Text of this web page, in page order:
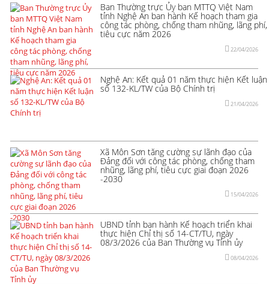
Ban Thường trực Ủy ban MTTQ Việt Nam
tỉnh Nghệ An ban hành Kế hoạch tham gia
công tác phòng, chống tham nhũng, lãng phí,
tiêu cực năm 2026
22/04/2026
Nghệ An: Kết quả 01 năm thực hiện Kết luận
số 132-KL/TW của Bộ Chính trị
21/04/2026
Xã Môn Sơn tăng cường sự lãnh đạo của
Đảng đối với công tác phòng, chống tham
nhũng, lãng phí, tiêu cực giai đoạn 2026
-2030
15/04/2026
UBND tỉnh ban hành Kế hoạch triển khai
thực hiện Chỉ thị số 14-CT/TU, ngày
08/3/2026 của Ban Thường vụ Tỉnh ủy
08/04/2026